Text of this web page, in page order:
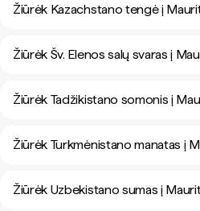
Žiūrėk Kazachstano tengė į
Žiūrėk Šv. Elenos salų svaras į
Žiūrėk Tadžikistano somonis į
Žiūrėk Turkmėnistano manatas į
Žiūrėk Uzbekistano sumas į